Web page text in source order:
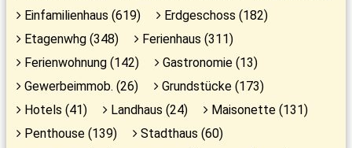
Einfamilienhaus (619)
Erdgeschoss (182)
Etagenwhg (348)
Ferienhaus (311)
Ferienwohnung (142)
Gastronomie (13)
Gewerbeimmob. (26)
Grundstücke (173)
Hotels (41)
Landhaus (24)
Maisonette (131)
Penthouse (139)
Stadthaus (60)